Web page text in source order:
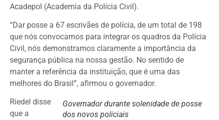
Acadepol (Academia da Polícia Civil).
“Dar posse a 67 escrivães de polícia, de um total de 198
que nós convocamos para integrar os quadros da Polícia
Civil, nós demonstramos claramente a importância da
segurança pública na nossa gestão. No sentido de
manter a referência da instituição, que é uma das
melhores do Brasil”, afirmou o governador.
Governador durante solenidade de posse
dos novos policiais
Riedel disse
que a